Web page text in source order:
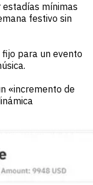
estadías mínimas
festivo sin
para un evento
«incremento de